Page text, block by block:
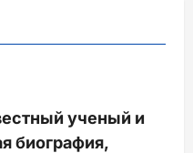
ученый и
биография,